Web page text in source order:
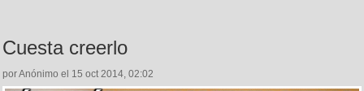
Cuesta creerlo
por Anónimo el 15 oct 2014, 02:02